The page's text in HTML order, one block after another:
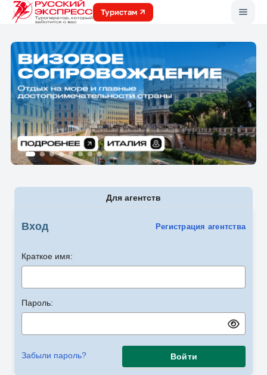
Туристам
Для агентств
Вход Регистрация агентства
Краткое имя:
Пароль:
Забыли пароль? Войти